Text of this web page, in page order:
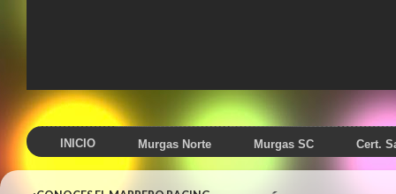
INICIO Murgas Norte Murgas SC Cert.